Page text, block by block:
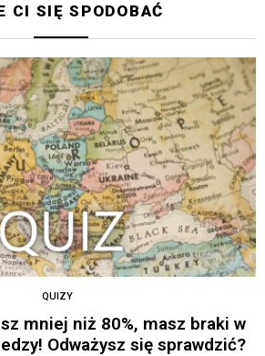
CI SIĘ SPODOBAĆ
QUIZY
mniej niż 80%, masz braki w
Odważysz się sprawdzić?